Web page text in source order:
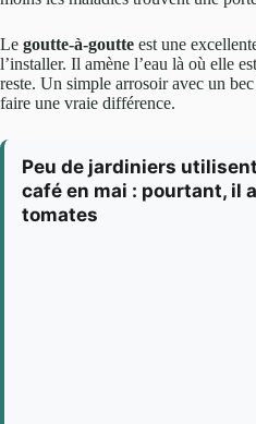
Le goutte-à-goutte est une
l’installer. Il amène l’eau là où elle
reste. Un simple arrosoir avec un
faire une vraie différence.
Peu de jardiniers
café en mai : pourtant, il
tomates